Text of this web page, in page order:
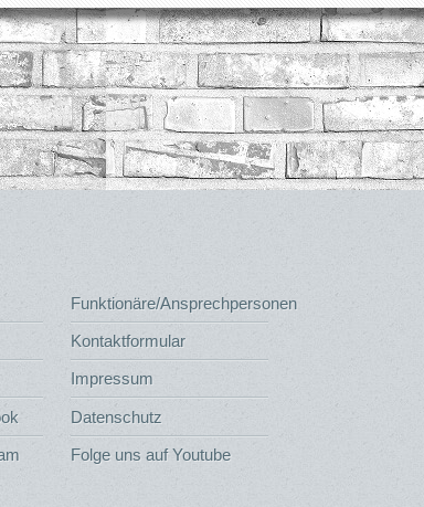
Funktionäre/Ansprechpersonen
Kontaktformular
Impressum
Datenschutz
Folge uns auf Youtube